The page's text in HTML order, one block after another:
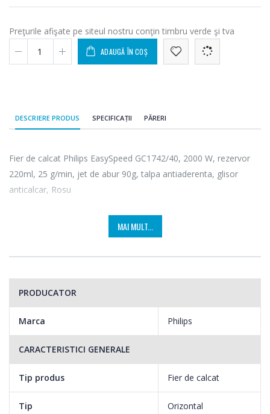
Preţurile afişate pe siteul nostru conţin timbru verde şi tva
ADAUGĂ ÎN COȘ
DESCRIERE PRODUS SPECIFICAȚII PĂRERI
Fier de calcat Philips EasySpeed GC1742/40, 2000 W, rezervor
220ml, 25 g/min, jet de abur 90g, talpa antiaderenta, glisor
anticalcar, Rosu
MAI MULT...
PRODUCATOR
Marca Philips
CARACTERISTICI GENERALE
Tip produs Fier de calcat
Tip Orizontal